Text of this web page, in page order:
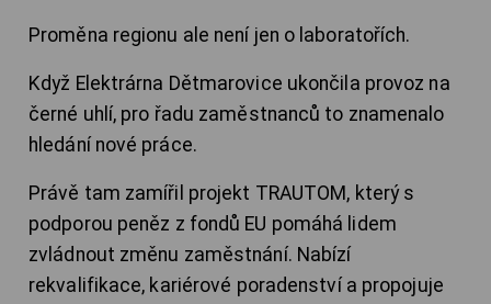
Proměna regionu ale není jen o laboratořích.
Když Elektrárna Dětmarovice ukončila provoz na
černé uhlí, pro řadu zaměstnanců to znamenalo
hledání nové práce.
Právě tam zamířil projekt TRAUTOM, který s
podporou peněz z fondů EU pomáhá lidem
zvládnout změnu zaměstnání. Nabízí
rekvalifikace, kariérové poradenství a propojuje